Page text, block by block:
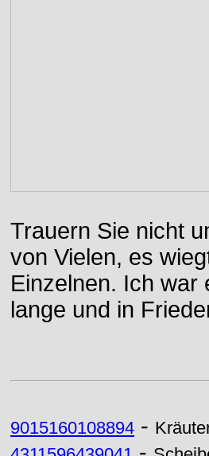
Trauern Sie nicht
von Vielen, es
Einzelnen. Ich war
lange und in
9015160108894 -